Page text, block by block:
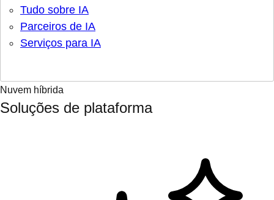
Tudo sobre IA
Parceiros de IA
Serviços para IA
Nuvem híbrida
Soluções de plataforma